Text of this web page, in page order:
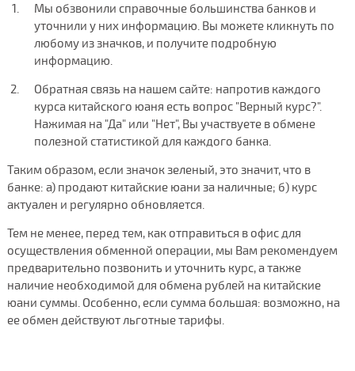
Мы обзвонили справочные большинства банков и
уточнили у них информацию. Вы можете кликнуть по
любому из значков, и получите подробную
информацию.
Обратная связь на нашем сайте: напротив каждого
курса китайского юаня есть вопрос "Верный курс?".
Нажимая на "Да" или "Нет", Вы участвуете в обмене
полезной статистикой для каждого банка.
Таким образом, если значок зеленый, это значит, что в
банке: а) продают китайские юани за наличные; б) курс
актуален и регулярно обновляется.
Тем не менее, перед тем, как отправиться в офис для
осуществления обменной операции, мы Вам рекомендуем
предварительно позвонить и уточнить курс, а также
наличие необходимой для обмена рублей на китайские
юани суммы. Особенно, если сумма большая: возможно, на
ее обмен действуют льготные тарифы.